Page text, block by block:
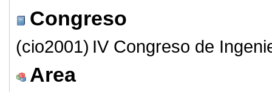
Congreso
(cio2001) IV Congreso de
Area